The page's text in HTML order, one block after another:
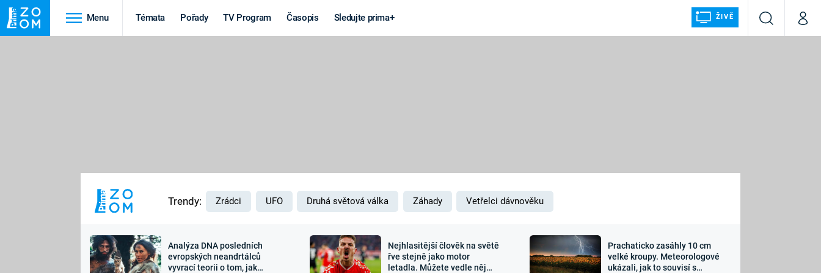
Menu Témata Pořady TV Program Časopis Sledujte prima+ ŽIVĚ
VyhledáváníMůj
MARS
Výročí
Záhady a
Zajímavosti Sledujte nás
Trendy: Zrádci UFO Druhá světová válka Záhady Vetřelci dávnověku
Analýza DNA posledních
evropských neandrtálců
vyvrací teorii o tom, jak
Nejhlasitější člověk na světě
řve stejně jako motor
letadla. Můžete vedle něj
Prachaticko zasáhly 10 cm
velké kroupy. Meteorologové
ukázali, jak to souvisí s